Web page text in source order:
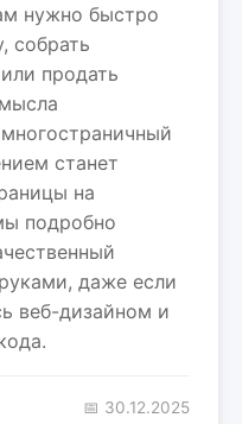
нужно быстро
собрать
продать
станет
на
подробно
даже если
веб-дизайном и
📅 30.12.2025